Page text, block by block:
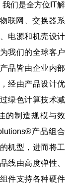
们是全方位IT解
联网、交换器系
电源和机壳设计
我们的全球客户
品皆由企业内部
经由产品设计优
绿色计算技术减
的制造规模与效
产品组合
机型，进而将工
线由高度弹性、
件支持各种硬件